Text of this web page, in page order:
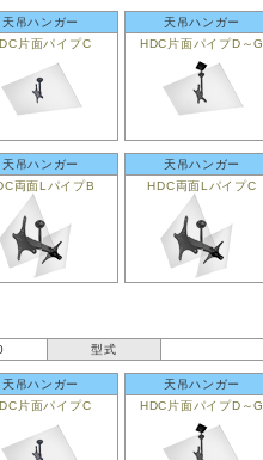
天吊ハンガー
片面パイプC
天吊ハンガー
HDC片面パイプD～G
天吊ハンガー
両面LパイプB
天吊ハンガー
HDC両面LパイプC
型式
天吊ハンガー
片面パイプC
天吊ハンガー
HDC片面パイプD～G